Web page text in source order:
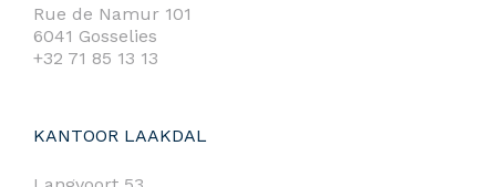
Rue de Namur 101
6041 Gosselies
+32 71 85 13 13
KANTOOR LAAKDAL